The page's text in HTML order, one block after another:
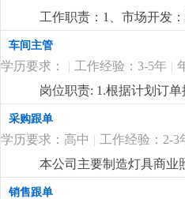
3、沟通协调能力强，责
节奏；4、有相关行业经
工作职责：1、市场开发
理：负责维护客户关系，
程，确保准时交货，并收
5、产品推广：通过网络
同，并处理合同履行过程
优先。语言能力：英语四
流程者优先。技能素质：
4500-6000元/月+提成 更详
车间主管
学历要求： | 工作经验：3-5年 |
岗位职责: 1.根据计划订
负责生产进度和质量管控
率；6.协助品质部门监督
隐患等工作；岗位要求：
等岗位管理工作经验；4
采购跟单
学历要求：高中 | 工作经验：2-3
本公司主要制造灯具商业
（仓库、订单所需）生成
销售跟单